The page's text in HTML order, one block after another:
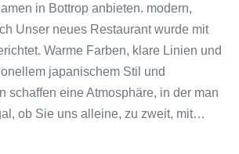
in Bottrop anbieten. modern,
Unser neues Restaurant wurde mit
Warme Farben, klare Linien und
japanischem Stil und
schaffen eine Atmosphäre, in der man
ob Sie uns alleine, zu zweit, mit…